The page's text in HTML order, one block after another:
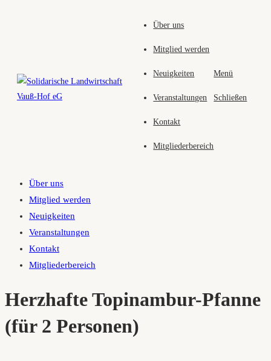
Über uns
Mitglied werden
Neuigkeiten
Veranstaltungen
Kontakt
Mitgliederbereich
Menü
Schließen
Über uns
Mitglied werden
Neuigkeiten
Veranstaltungen
Kontakt
Mitgliederbereich
Herzhafte Topinambur-Pfanne
(für 2 Personen)